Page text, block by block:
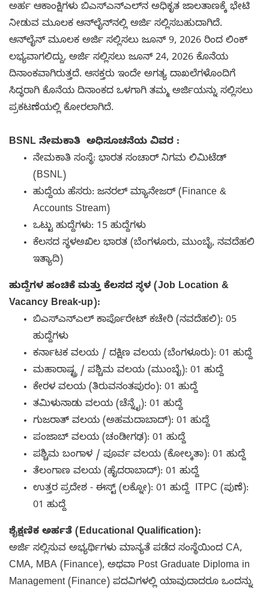
ಅರ್ಹ ಆಕಾಂಕ್ಷಿಗಳು ಬಿಎಸ್‌ಎನ್‌ಎಲ್‌ನ ಅಧಿಕೃತ ಜಾಲತಾಣಕ್ಕೆ ಭೇಟಿ
ನೀಡುವ ಮೂಲಕ ಆನ್‌ಲೈನ್‌ನಲ್ಲಿ ಅರ್ಜಿ ಸಲ್ಲಿಸಬಹುದಾಗಿದೆ.
ಆನ್‌ಲೈನ್ ಮೂಲಕ ಅರ್ಜಿ ಸಲ್ಲಿಸಲು ಜೂನ್ 9, 2026 ರಿಂದ ಲಿಂಕ್
ಲಭ್ಯವಾಗಲಿದ್ದು, ಅರ್ಜಿ ಸಲ್ಲಿಸಲು ಜೂನ್ 24, 2026 ಕೊನೆಯ
ದಿನಾಂಕವಾಗಿರುತ್ತದೆ. ಆಸಕ್ತರು ಇಂದೇ ಅಗತ್ಯ ದಾಖಲೆಗಳೊಂದಿಗೆ
ಸಿದ್ಧರಾಗಿ ಕೊನೆಯ ದಿನಾಂಕದ ಒಳಗಾಗಿ ತಮ್ಮ ಅರ್ಜಿಯನ್ನು ಸಲ್ಲಿಸಲು
ಪ್ರಕಟಣೆಯಲ್ಲಿ ಕೋರಲಾಗಿದೆ.
BSNL ನೇಮಕಾತಿ ಅಧಿಸೂಚನೆಯ ವಿವರ :
ನೇಮಕಾತಿ ಸಂಸ್ಥೆ: ಭಾರತ ಸಂಚಾರ್ ನಿಗಮ ಲಿಮಿಟೆಡ್
(BSNL)
ಹುದ್ದೆಯ ಹೆಸರು: ಜನರಲ್ ಮ್ಯಾನೇಜರ್ (Finance &
Accounts Stream)
ಒಟ್ಟು ಹುದ್ದೆಗಳು: 15 ಹುದ್ದೆಗಳು
ಕೆಲಸದ ಸ್ಥಳಅಖಿಲ ಭಾರತ (ಬೆಂಗಳೂರು, ಮುಂಬೈ, ನವದೆಹಲಿ
ಇತ್ಯಾದಿ)
ಹುದ್ದೆಗಳ ಹಂಚಿಕೆ ಮತ್ತು ಕೆಲಸದ ಸ್ಥಳ (Job Location &
Vacancy Break-up):
ಬಿಎಸ್‌ಎನ್‌ಎಲ್ ಕಾರ್ಪೊರೇಟ್ ಕಚೇರಿ (ನವದೆಹಲಿ): 05
ಹುದ್ದೆಗಳು
ಕರ್ನಾಟಕ ವಲಯ / ದಕ್ಷಿಣ ವಲಯ (ಬೆಂಗಳೂರು): 01 ಹುದ್ದೆ
ಮಹಾರಾಷ್ಟ್ರ / ಪಶ್ಚಿಮ ವಲಯ (ಮುಂಬೈ): 01 ಹುದ್ದೆ
ಕೇರಳ ವಲಯ (ತಿರುವನಂತಪುರಂ): 01 ಹುದ್ದೆ
ತಮಿಳುನಾಡು ವಲಯ (ಚೆನ್ನೈ): 01 ಹುದ್ದೆ
ಗುಜರಾತ್ ವಲಯ (ಅಹಮದಾಬಾದ್): 01 ಹುದ್ದೆ
ಪಂಜಾಬ್ ವಲಯ (ಚಂಡೀಗಢ): 01 ಹುದ್ದೆ
ಪಶ್ಚಿಮ ಬಂಗಾಳ / ಪೂರ್ವ ವಲಯ (ಕೋಲ್ಕತಾ): 01 ಹುದ್ದೆ
ತೆಲಂಗಾಣ ವಲಯ (ಹೈದರಾಬಾದ್): 01 ಹುದ್ದೆ
ಉತ್ತರ ಪ್ರದೇಶ - ಈಸ್ಟ್ (ಲಕ್ನೋ): 01 ಹುದ್ದೆ ITPC (ಪುಣೆ):
01 ಹುದ್ದೆ
ಶೈಕ್ಷಣಿಕ ಅರ್ಹತೆ (Educational Qualification):
ಅರ್ಜಿ ಸಲ್ಲಿಸುವ ಅಭ್ಯರ್ಥಿಗಳು ಮಾನ್ಯತೆ ಪಡೆದ ಸಂಸ್ಥೆಯಿಂದ CA,
CMA, MBA (Finance), ಅಥವಾ Post Graduate Diploma in
Management (Finance) ಪದವಿಗಳಲ್ಲಿ ಯಾವುದಾದರೂ ಒಂದನ್ನು